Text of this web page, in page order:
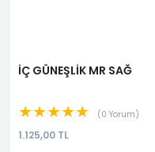
İÇ GÜNEŞLİK MR SAĞ
★★★★★ 0 Yorum
1.125,00 TL